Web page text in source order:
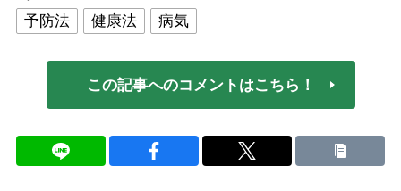
予防法
健康法 病気
この記事へのコメントはこちら！